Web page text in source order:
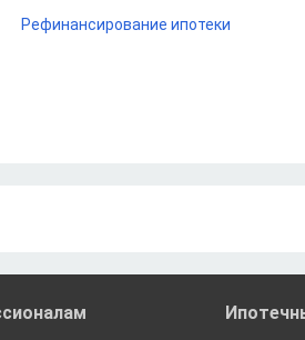
Рефинансирование ипотеки